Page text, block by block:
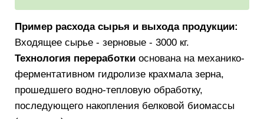
Пример расхода сырья и выхода продукции:
Входящее сырье - зерновые - 3000 кг.
Технология переработки основана на механико-
ферментативном гидролизе крахмала зерна,
прошедшего водно-тепловую обработку,
последующего накопления белковой биомассы